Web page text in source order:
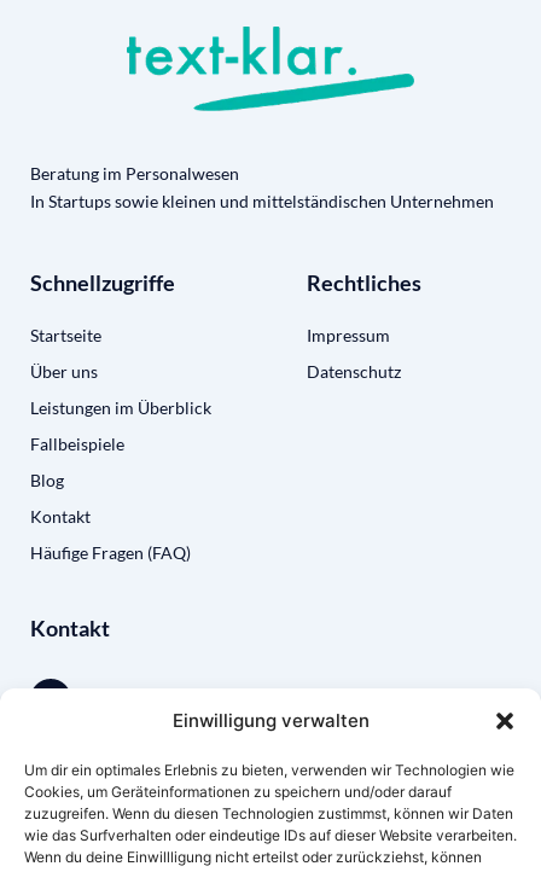
Einwilligung verwalten
Um dir ein optimales Erlebnis zu bieten, verwenden wir Technologien wie
Cookies, um Geräteinformationen zu speichern und/oder darauf
zuzugreifen. Wenn du diesen Technologien zustimmst, können wir Daten
wie das Surfverhalten oder eindeutige IDs auf dieser Website verarbeiten.
Wenn du deine Einwillligung nicht erteilst oder zurückziehst, können
Beratung im Personalwesen
In Startups sowie kleinen und mittelständischen Unternehmen
Schnellzugriffe
Startseite
Über uns
Leistungen im Überblick
Fallbeispiele
Blog
Kontakt
Häufige Fragen (FAQ)
Rechtliches
Impressum
Datenschutz
Kontakt
andree.linker@text-klar.de